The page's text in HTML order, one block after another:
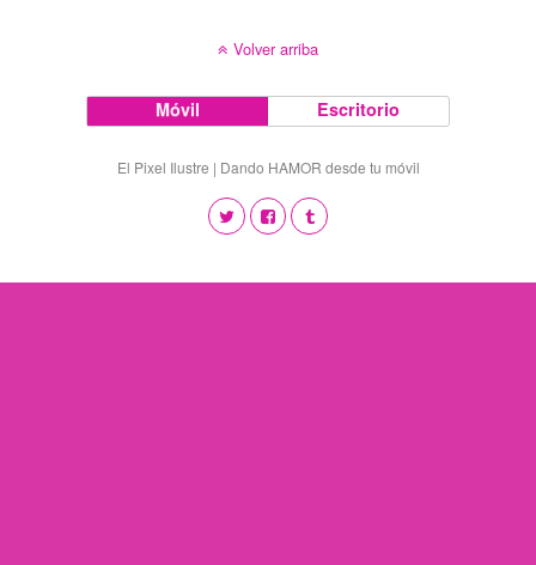
Volver arriba
Móvil Escritorio
El Pixel Ilustre | Dando HAMOR desde tu móvil